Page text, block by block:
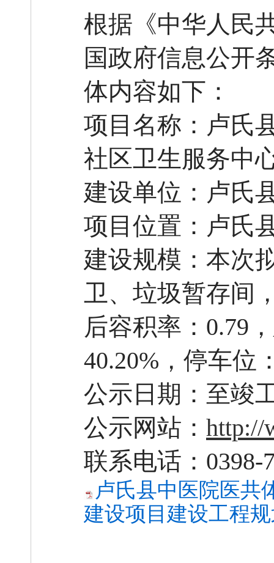
根据《中华人民
国政府信息公开
体内容如下：
项目名称：卢氏
社区卫生服务中
建设单位：卢氏
项目位置： 卢氏
建设规模：本次
卫、垃圾暂存间
后容积率：0.79
40.20%，停车位
公示日期：至竣
公示网站： http://
联系电话： 0398-
卢氏县中医院医共
建设项目建设工程